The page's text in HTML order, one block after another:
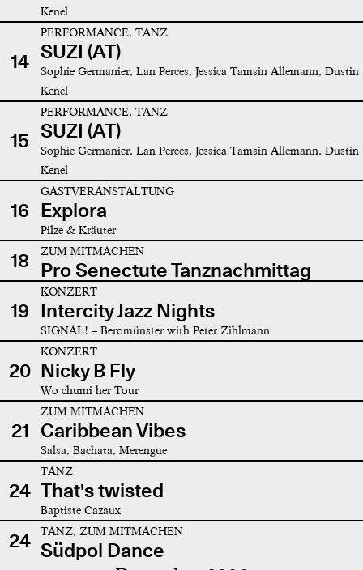
Kenel
14
PERFORMANCE, TANZ
SUZI (AT)
Sophie Germanier, Lan Perces, Jessica Tamsin Allemann, Dustin
Kenel
15
PERFORMANCE, TANZ
SUZI (AT)
Sophie Germanier, Lan Perces, Jessica Tamsin Allemann, Dustin
Kenel
16
GASTVERANSTALTUNG
Explora
Pilze & Kräuter
18 ZUM MITMACHEN
Pro Senectute Tanznachmittag
19
KONZERT
Intercity Jazz Nights
SIGNAL! – Beromünster with Peter Zihlmann
20
KONZERT
Nicky B Fly
Wo chumi her Tour
21
ZUM MITMACHEN
Caribbean Vibes
Salsa, Bachata, Merengue
24
TANZ
That's twisted
Baptiste Cazaux
24 TANZ, ZUM MITMACHEN
Südpol Dance